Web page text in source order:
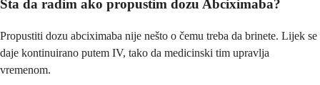
Šta da radim ako propustim dozu Abciximaba?
Propustiti dozu abciximaba nije nešto o čemu treba da brinete. Lijek se
daje kontinuirano putem IV, tako da medicinski tim upravlja
vremenom.